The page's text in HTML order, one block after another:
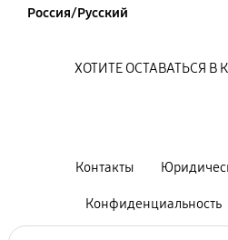
Россия/Русский
Контакты
Конфиденциальность
ХОТИТЕ ОСТАВАТЬСЯ В